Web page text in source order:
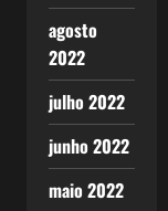
agosto
2022
julho 2022
junho 2022
maio 2022